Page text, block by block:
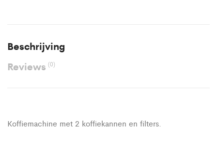
Beschrijving
Reviews(0)
Koffiemachine met 2 koffiekannen en filters.